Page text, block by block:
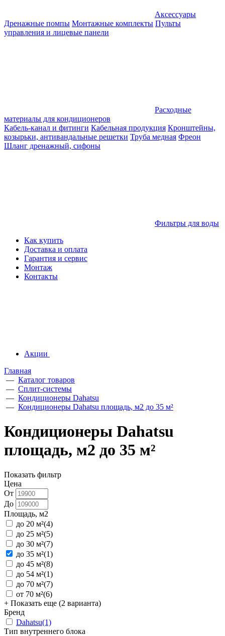
Аксессуары
Дренажные помпы Монтажные комплекты Пульты
управления и лицевые панели
Расходные
материалы для кондиционеров
Кабель-канал и фитинги Кабельная продукция Кронштейны,
козырьки, антивандальные решетки Труба медная Фреон
Шланг дренажный, сифоны
Фильтры для воды
Как купить
Доставка и оплата
Гарантия и сервис
Монтаж
Контакты
Акции
Главная
— Каталог товаров
— Сплит-системы
— Кондиционеры Dahatsu
— Кондиционеры Dahatsu площадь, м2 до 35 м²
Кондиционеры Dahatsu
площадь, м2 до 35 м²
Показать фильтр
Цена
От
До
Площадь, м2
до 20 м²(4)
до 25 м²(5)
до 30 м²(7)
до 35 м²(1)
до 45 м²(8)
до 54 м²(1)
до 70 м²(7)
от 70 м²(6)
+ Показать еще (2 варианта)
Бренд
Dahatsu(1)
Тип внутреннего блока